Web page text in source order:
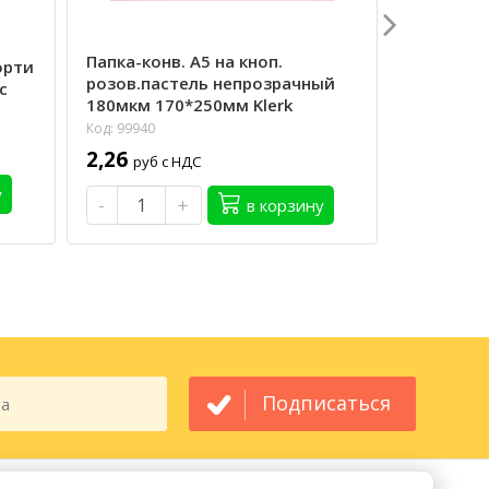
Папка-конв. А5 на кноп.
розов.пастель непрозрачный
180мкм 170*250мм Klerk
Код: 99940
2,26 руб с НДС
- + в корзину
Подписаться